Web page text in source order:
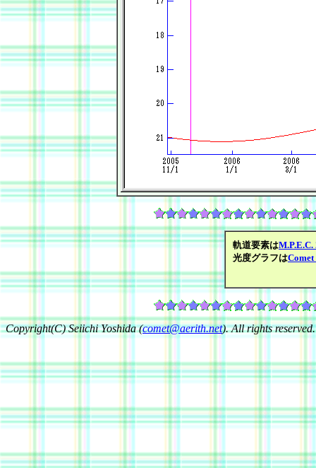
軌道要素は
光度グラフは
Copyright(C) Seiichi Yoshida (comet@aerith.net). All rights reserved.